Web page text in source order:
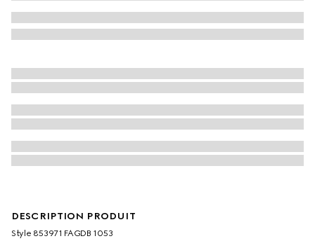
DESCRIPTION PRODUIT
Style ‎853971 FAGDB 1053